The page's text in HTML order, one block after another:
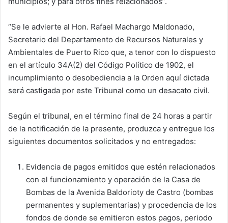
“Se le advierte al Hon. Rafael Machargo Maldonado,
Secretario del Departamento de Recursos Naturales y
Ambientales de Puerto Rico que, a tenor con lo dispuesto
en el artículo 34A(2) del Código Político de 1902, el
incumplimiento o desobediencia a la Orden aquí dictada
será castigada por este Tribunal como un desacato civil.
Según el tribunal, en el término final de 24 horas a partir
de la notificación de la presente, produzca y entregue los
siguientes documentos solicitados y no entregados:
Evidencia de pagos emitidos que estén relacionados
con el funcionamiento y operación de la Casa de
Bombas de la Avenida Baldorioty de Castro (bombas
permanentes y suplementarias) y procedencia de los
fondos de donde se emitieron estos pagos, periodo